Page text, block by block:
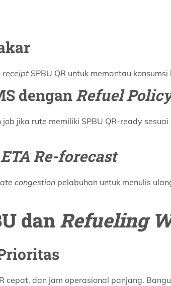
receipt SPBU QR untuk memantau
dengan Refuel
jika rute memiliki SPBU QR-ready sesuai
ETA Re-forecast
congestion pelabuhan untuk menulis
danRefueling
cepat, dan jam operasional panjang.